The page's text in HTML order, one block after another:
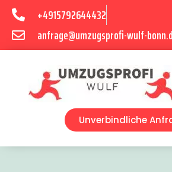
+4915792644432
anfrage@umzugsprofi-wulf-
Unverbindliche